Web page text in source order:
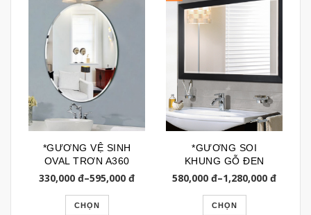
*GƯƠNG VỆ SINH
OVAL TRƠN A360
330,000 đ–595,000 đ
CHỌN
*GƯƠNG SOI
KHUNG GỖ ĐEN
TRƠN ĐƠN GIẢN
580,000 đ–1,280,000 đ
CHỌN